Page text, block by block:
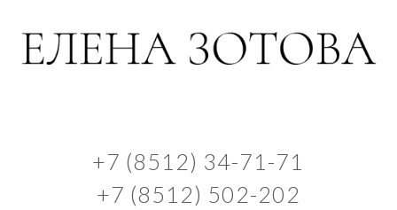
+7 (8512) 34-71-71
+7 (8512) 502-202